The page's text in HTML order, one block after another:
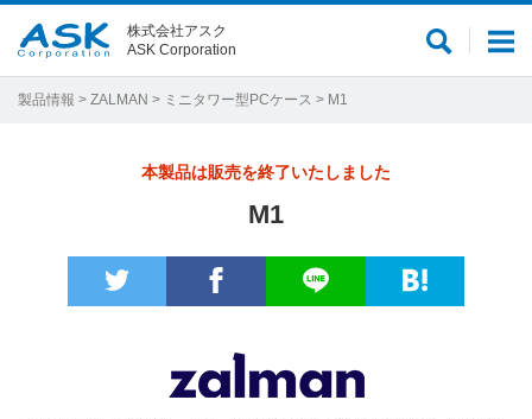
メ
サ
株式会社アスク
ASK Corporation
製品情報 > ZALMAN > ミニタワー型PCケース > M1
本製品は販売を終了いたしました
M1